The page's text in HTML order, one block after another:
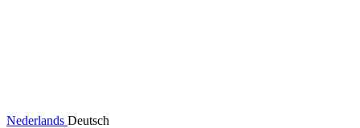
Nederlands Deutsch